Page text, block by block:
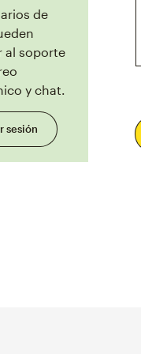
de
al soporte
y chat.
sesión